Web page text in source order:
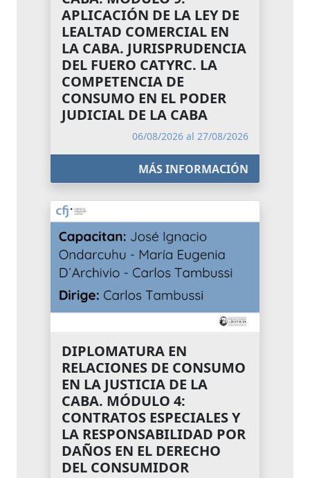
APLICACIÓN DE LA LEY DE
LEALTAD COMERCIAL EN
LA CABA. JURISPRUDENCIA
DEL FUERO CATYRC. LA
COMPETENCIA DE
CONSUMO EN EL PODER
JUDICIAL DE LA CABA
06/08/2026 al 27/08/2026
MÁS INFORMACIÓN
DIPLOMATURA EN
RELACIONES DE CONSUMO
EN LA JUSTICIA DE LA
CABA. MÓDULO 4:
CONTRATOS ESPECIALES Y
LA RESPONSABILIDAD POR
DAÑOS EN EL DERECHO
DEL CONSUMIDOR